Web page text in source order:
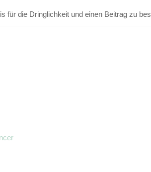
die Dringlichkeit und einen Beitrag zu